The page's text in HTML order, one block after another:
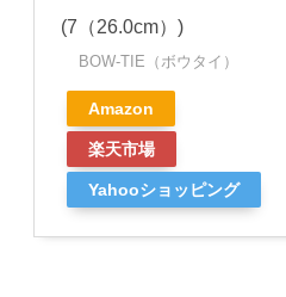
(7（26.0cm）)
BOW-TIE（ボウタイ）
Amazon
楽天市場
Yahooショッピング